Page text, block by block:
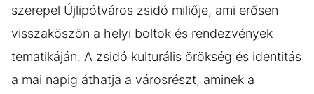
szerepel Újlipótváros zsidó miliője, ami erősen
visszaköszön a helyi boltok és rendezvények
tematikáján. A zsidó kulturális örökség és identitás
a mai napig áthatja a városrészt, aminek a